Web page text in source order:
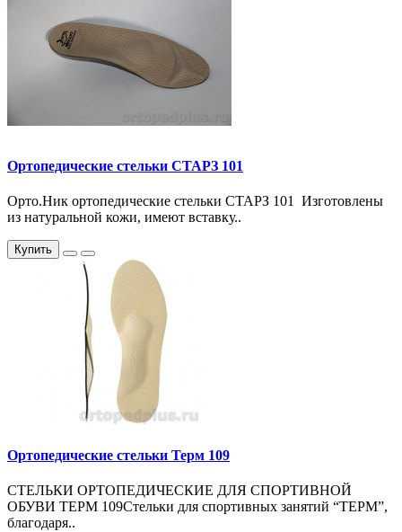
Ортопедические стельки СТАРЗ 101
Орто.Ник ортопедические стельки СТАРЗ 101 Изготовлены
из натуральной кожи, имеют вставку..
Купить
Ортопедические стельки Терм 109
СТЕЛЬКИ ОРТОПЕДИЧЕСКИЕ ДЛЯ СПОРТИВНОЙ
ОБУВИ ТЕРМ 109Стельки для спортивных занятий “ТЕРМ”,
благодаря..